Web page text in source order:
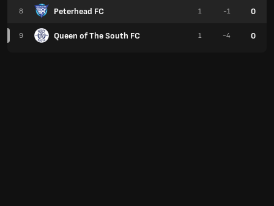
8 Peterhead FC
9 Queen of The South FC
1 -1 0
1 -4 0